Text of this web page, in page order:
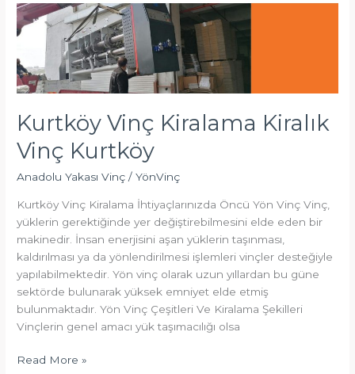
Kurtköy Vinç Kiralama Kiralık
Vinç Kurtköy
Anadolu Yakası Vinç /YönVinç
Kurtköy Vinç Kiralama İhtiyaçlarınızda Öncü Yön Vinç Vinç,
yüklerin gerektiğinde yer değiştirebilmesini elde eden bir
makinedir. İnsan enerjisini aşan yüklerin taşınması,
kaldırılması ya da yönlendirilmesi işlemleri vinçler desteğiyle
yapılabilmektedir. Yön vinç olarak uzun yıllardan bu güne
sektörde bulunarak yüksek emniyet elde etmiş
bulunmaktadır. Yön Vinç Çeşitleri Ve Kiralama Şekilleri
Vinçlerin genel amacı yük taşımacılığı olsa
Kurtköy
Read More »